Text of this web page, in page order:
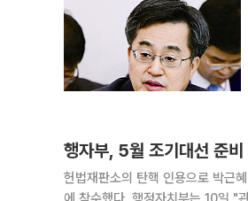
행자부, 5월 조기대선 준
헌법재판소의 탄핵 인용으로 박근